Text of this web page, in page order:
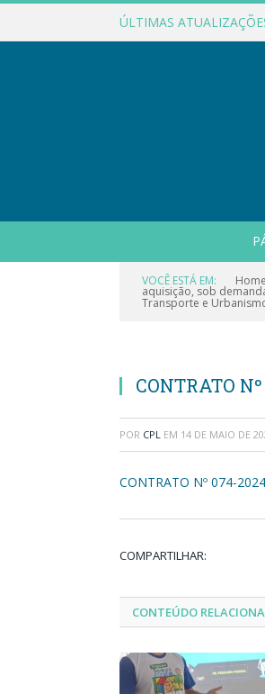
ÚLTIMAS
VOCÊ ESTÁ EM: Home
aquisição, sob
Transporte e Urbanismo
CONTRATO
POR CPL EM 14 DE MAIO DE
CONTRATO Nº 074-
COMPARTILHAR:
CONTEÚDO